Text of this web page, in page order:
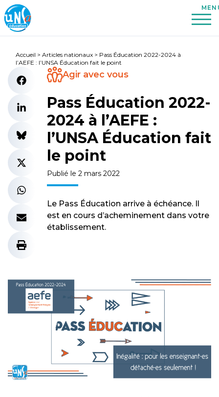
Accueil > Articles nationaux > Pass Éducation 2022-2024 à
l’AEFE : l’UNSA Éducation fait le point
Agir avec vous
Pass Éducation 2022-
2024 à l’AEFE :
l’UNSA Éducation fait
le point
Publié le 2 mars 2022
Le Pass Éducation arrive à échéance. Il
est en cours d’acheminement dans votre
établissement.